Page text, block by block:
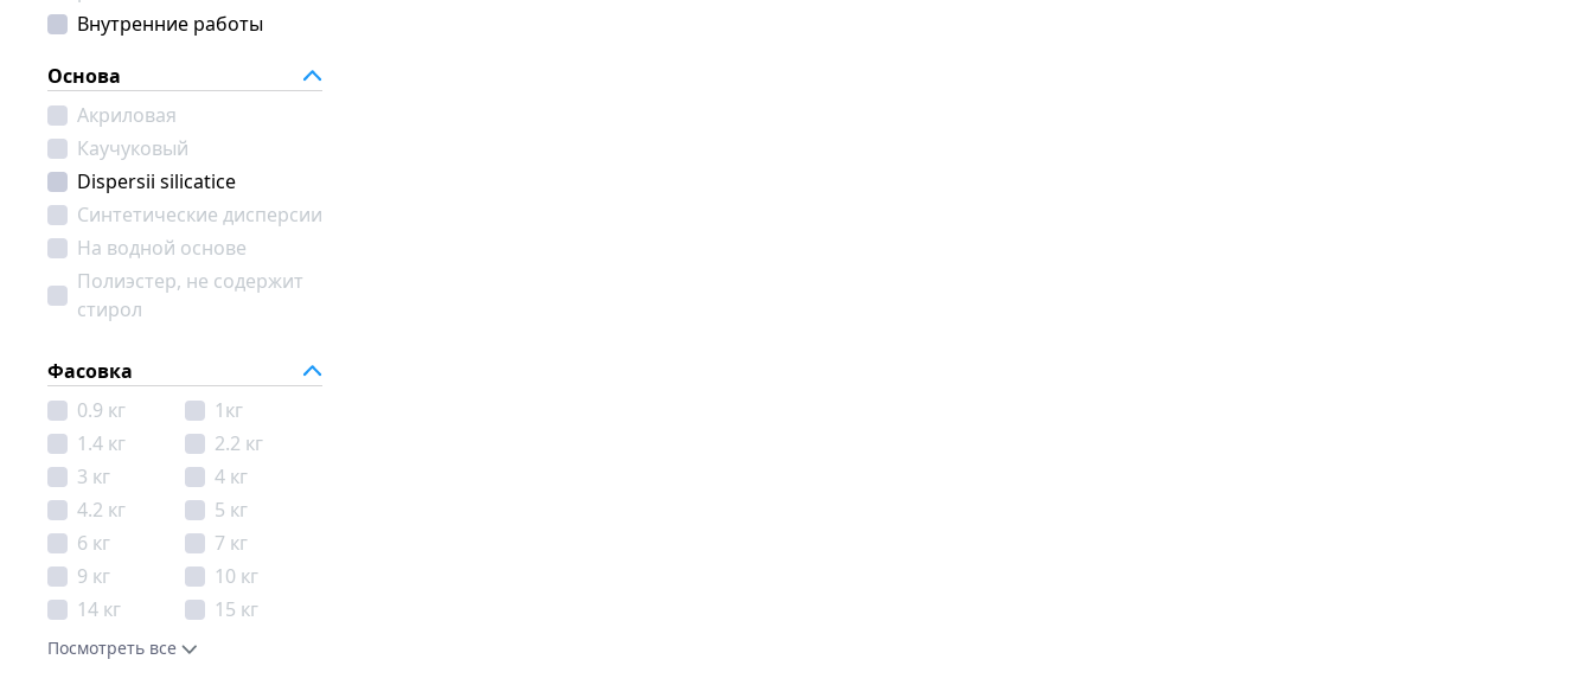
Внутренние работы
Основа
Акриловая
Каучуковый
Dispersii silicatice
Синтетические дисперсии
На водной основе
Полиэстер, не содержит
стирол
Фасовка
0.9 кг
1кг
1.4 кг
2.2 кг
3 кг
4 кг
4.2 кг
5 кг
6 кг
7 кг
9 кг
10 кг
14 кг
15 кг
16 kg
Посмотреть все